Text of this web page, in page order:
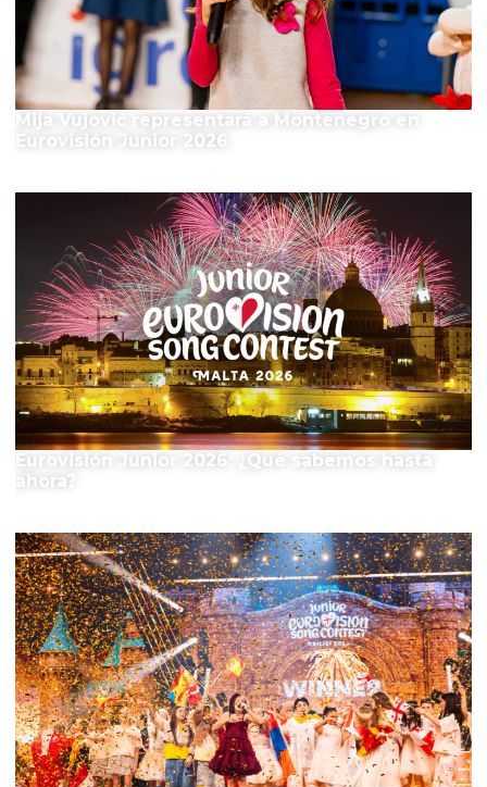
Mija Vujović representará a Montenegro en
Eurovisión Junior 2026
Eurovisión Junior 2026: ¿Qué sabemos hasta
ahora?